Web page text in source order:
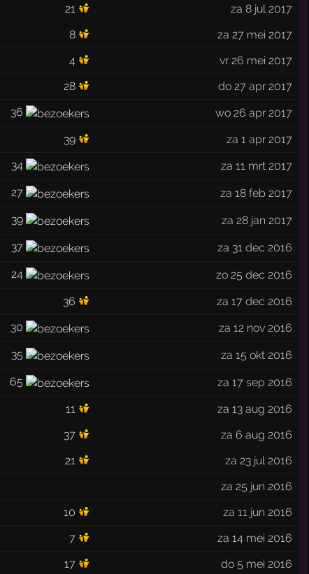
21
za 8 jul 2017
8
za 27 mei 2017
4
vr 26 mei 2017
28
do 27 apr 2017
36
wo 26 apr 2017
39
za 1 apr 2017
34 za 11 mrt 2017
27 za 18 feb 2017
39 za 28 jan 2017
37 za 31 dec 2016
24
zo 25 dec 2016
36
za 17 dec 2016
30 za 12 nov 2016
35 za 15 okt 2016
65
za 17 sep 2016
11
za 13 aug 2016
37
za 6 aug 2016
21
za 23 jul 2016
za 25 jun 2016
10
za 11 jun 2016
7
za 14 mei 2016
17 do 5 mei 2016